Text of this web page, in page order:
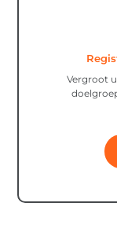
Vergroot